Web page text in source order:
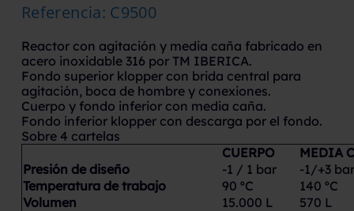
Referencia: C9500
Reactor con agitación y media caña fabricado en
acero inoxidable 316 por TM IBERICA.
Fondo superior klopper con brida central para
agitación, boca de hombre y conexiones.
Cuerpo y fondo inferior con media caña.
Fondo inferior klopper con descarga por el fondo.
Sobre 4 cartelas
CUERPO
MEDIA
Presión de diseño
-1 / 1 bar
-1/+3 bar
Temperatura de trabajo
90 ºC
140 ºC
Volumen
15.000 L 570 L